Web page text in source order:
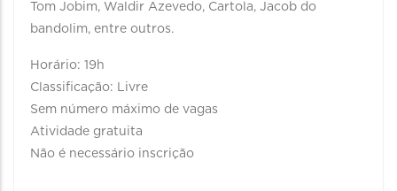
Tom Jobim, Waldir Azevedo, Cartola, Jacob do
bandolim, entre outros.
Horário: 19h
Classificação: Livre
Sem número máximo de vagas
Atividade gratuita
Não é necessário inscrição